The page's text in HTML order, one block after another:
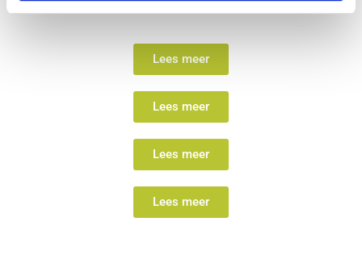
Lees meer
Lees meer
Lees meer
Lees meer